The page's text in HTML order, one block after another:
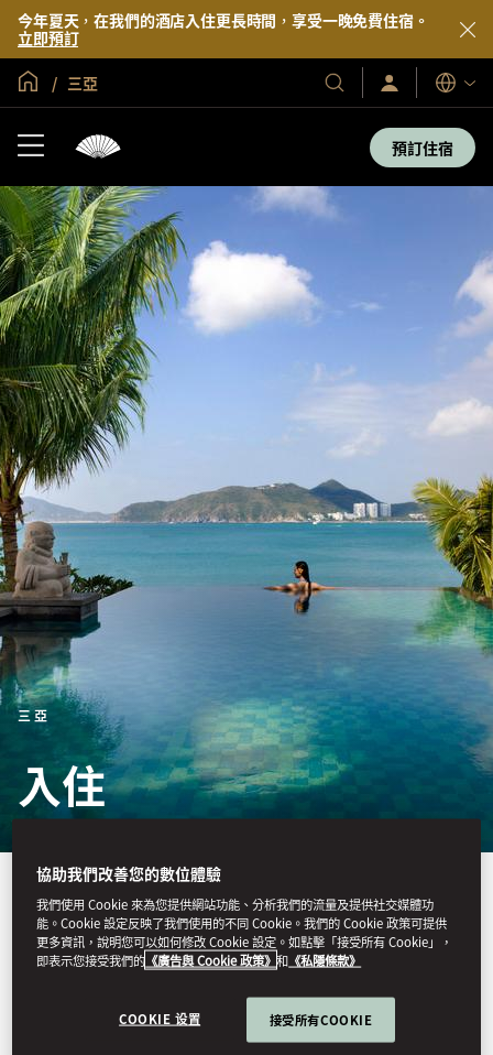
今年夏天，在我們的酒店入住更長時間，享受一晚免費住宿。
立即預訂
全球首頁
三亞
我
們
及
度
登
入/
即
加
入
語
言
預訂住宿
三亞
入住
酒店客房、套房及別墅空間寬
敞，佈置典雅美觀，揉合了當
代裝潢和民族特色，別具一
協助我們改善您的數位體驗
我們使用 Cookie 來為您提供網站功能、分析我們的流量及提供社交媒體功
能。Cookie 設定反映了我們使用的不同 Cookie。我們的 Cookie 政策可提供
更多資訊，說明您可以如何修改 Cookie 設定。如點擊「接受所有 Cookie」，
即表示您接受我們的 《廣告與 Cookie 政策》 和 《私隱條款》
COOKIE 设置 接受所有COOKIE